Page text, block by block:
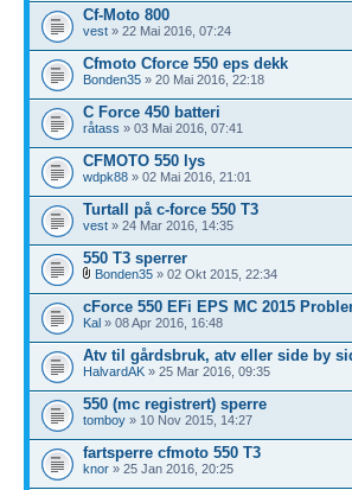
Cf-Moto 800
vest » 22 Mai 2016, 07:24
Cfmoto Cforce 550 eps dekk
Bonden35 » 20 Mai 2016, 22:18
C Force 450 batteri
råtass » 03 Mai 2016, 07:41
CFMOTO 550 lys
wdpk88 » 02 Mai 2016, 21:01
Turtall på c-force 550 T3
vest » 24 Mar 2016, 14:35
550 T3 sperrer
Bonden35 » 02 Okt 2015, 22:34
cForce 550 EFi EPS MC 2015
Kal » 08 Apr 2016, 16:48
Atv til gårdsbruk, atv eller side by
HalvardAK » 25 Mar 2016, 09:35
550 (mc registrert) sperre
tomboy » 10 Nov 2015, 14:27
fartsperre cfmoto 550 T3
knor » 25 Jan 2016, 20:25